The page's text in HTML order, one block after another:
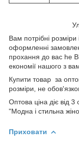
Вам потрібні
оформленні
прохання до вас
економії нашого з
Купити товар за
розміри, не
Оптова ціна діє від 3
"Модна і стильна
Приховати